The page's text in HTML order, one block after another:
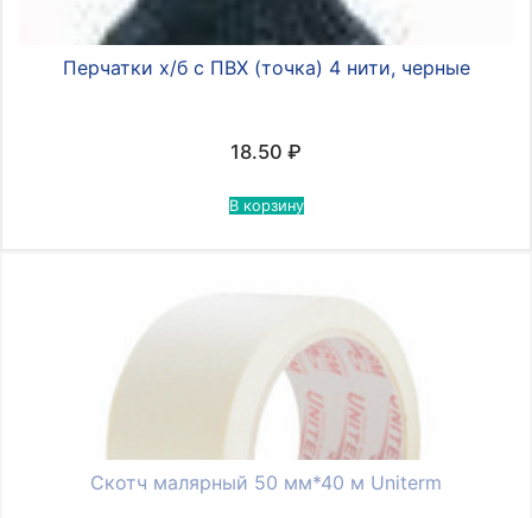
Перчатки х/б с ПВХ (точка) 4 нити, черные
18.50 ₽
В корзину
Скотч малярный 50 мм*40 м Uniterm